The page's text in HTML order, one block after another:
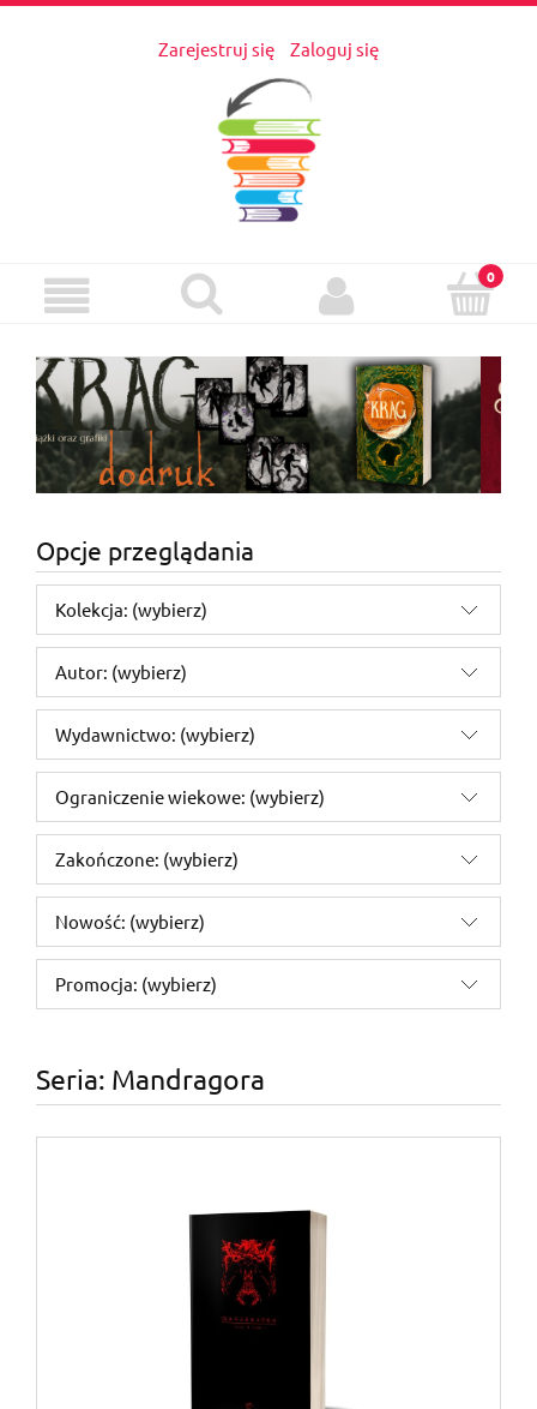
Zarejestruj się Zaloguj się
Opcje przeglądania
Kolekcja: (wybierz)
Autor: (wybierz)
Wydawnictwo: (wybierz)
Ograniczenie wiekowe: (wybierz)
Zakończone: (wybierz)
Nowość: (wybierz)
Promocja: (wybierz)
Seria: Mandragora